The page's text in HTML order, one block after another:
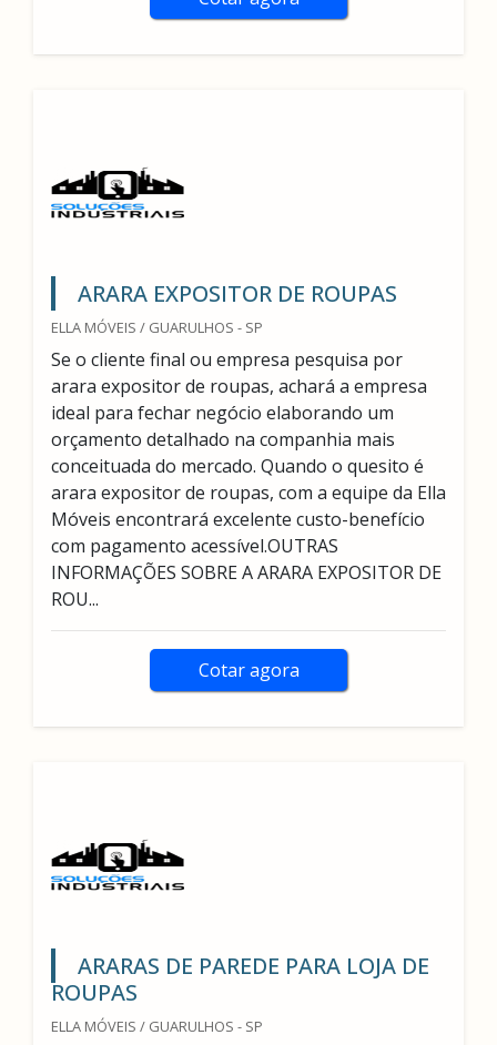
ARARA EXPOSITOR DE ROUPAS
ELLA MÓVEIS / GUARULHOS - SP
Se o cliente final ou empresa pesquisa por
arara expositor de roupas, achará a empresa
ideal para fechar negócio elaborando um
orçamento detalhado na companhia mais
conceituada do mercado. Quando o quesito é
arara expositor de roupas, com a equipe da Ella
Móveis encontrará excelente custo-benefício
com pagamento acessível.OUTRAS
INFORMAÇÕES SOBRE A ARARA EXPOSITOR DE
ROU...
Cotar agora
ARARAS DE PAREDE PARA LOJA DE
ROUPAS
ELLA MÓVEIS / GUARULHOS - SP